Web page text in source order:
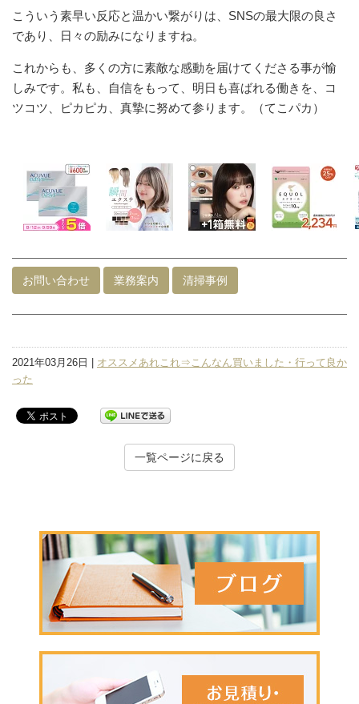
こういう素早い反応と温かい繋がりは、SNSの最大限の良さ
であり、日々の励みになりますね。
これからも、多くの方に素敵な感動を届けてくださる事が愉
しみです。私も、自信をもって、明日も喜ばれる働きを、コ
ツコツ、ピカピカ、真摯に努めて参ります。（てこパカ）
お問い合わせ 業務案内 清掃事例
2021年03月26日 | オススメあれこれ⇒こんなん買いました・行って良か
った
一覧ページに戻る